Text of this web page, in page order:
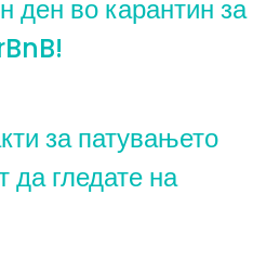
ден во карантин за
за патувањето
да гледате на